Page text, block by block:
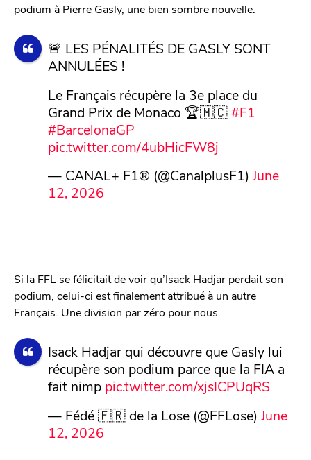
podium à Pierre Gasly, une bien sombre nouvelle.
🚨 LES PÉNALITÉS DE GASLY SONT
ANNULÉES !
Le Français récupère la 3e place du
Grand Prix de Monaco 🏆🇲🇨#F1
#BarcelonaGP
pic.twitter.com/4ubHicFW8j
— CANAL+ F1® (@CanalplusF1) June
12, 2026
Si la FFL se félicitait de voir qu’Isack Hadjar perdait son
podium, celui-ci est finalement attribué à un autre
Français. Une division par zéro pour nous.
Isack Hadjar qui découvre que Gasly lui
récupère son podium parce que la FIA a
fait nimp pic.twitter.com/xjsICPUqRS
— Fédé 🇫🇷 de la Lose (@FFLose) June
12, 2026